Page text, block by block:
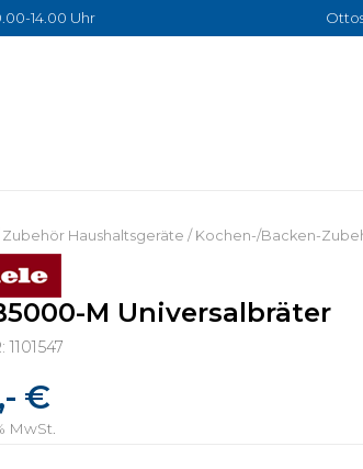
14.00 Uhr
Zubehör Haushaltsgeräte / Kochen-/Backen-
M Universalbräter
€
MwSt.